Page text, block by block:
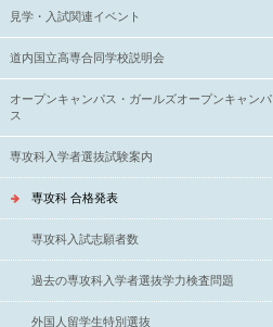
見学・入試関連イベント
道内国立高専合同学校説明会
オープンキャンパス・ガールズオープンキャンパ
ス
専攻科入学者選抜試験案内
専攻科 合格発表
専攻科入試志願者数
過去の専攻科入学者選抜学力検査問題
外国人留学生特別選抜